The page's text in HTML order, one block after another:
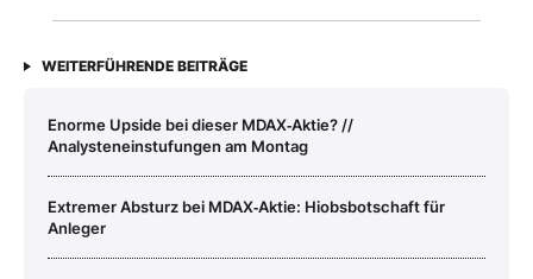
WEITERFÜHRENDE BEITRÄGE
Enorme Upside bei dieser MDAX‑Aktie? //
Analysteneinstufungen am Montag
Extremer Absturz bei MDAX‑Aktie: Hiobsbotschaft für
Anleger